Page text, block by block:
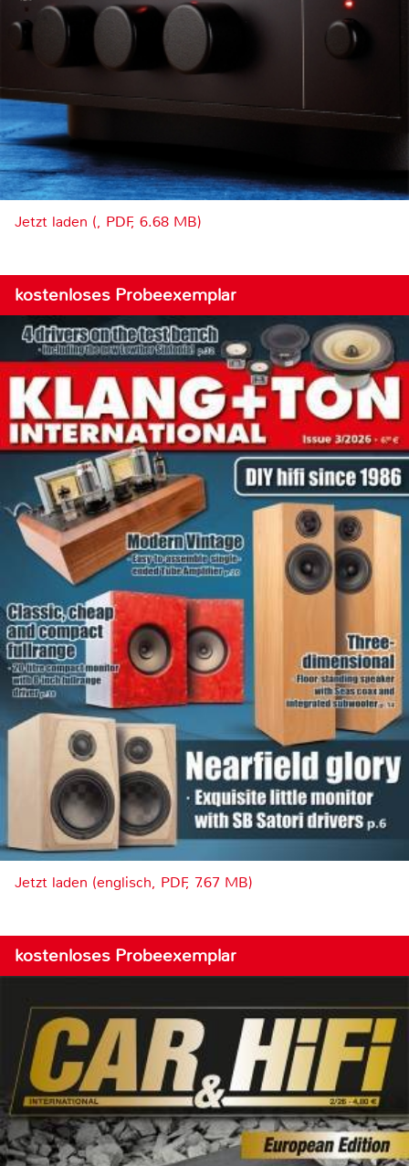
Jetzt laden (, PDF, 6.68 MB)
kostenloses Probeexemplar
Jetzt laden (englisch, PDF, 7.67 MB)
kostenloses Probeexemplar